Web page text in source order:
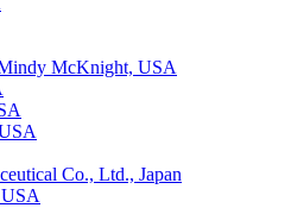
McKnight, USA
Co., Ltd., Japan